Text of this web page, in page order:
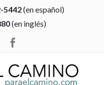
5442(en español)
(en inglés)
